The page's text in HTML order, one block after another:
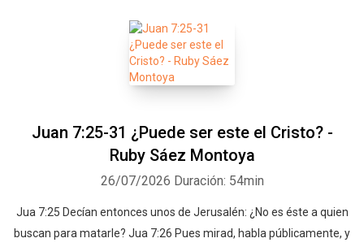
Juan 7:25-31 ¿Puede ser este el Cristo? -
Ruby Sáez Montoya
26/07/2026 Duración: 54min
Jua 7:25 Decían entonces unos de Jerusalén: ¿No es éste a quien
buscan para matarle? Jua 7:26 Pues mirad, habla públicamente, y